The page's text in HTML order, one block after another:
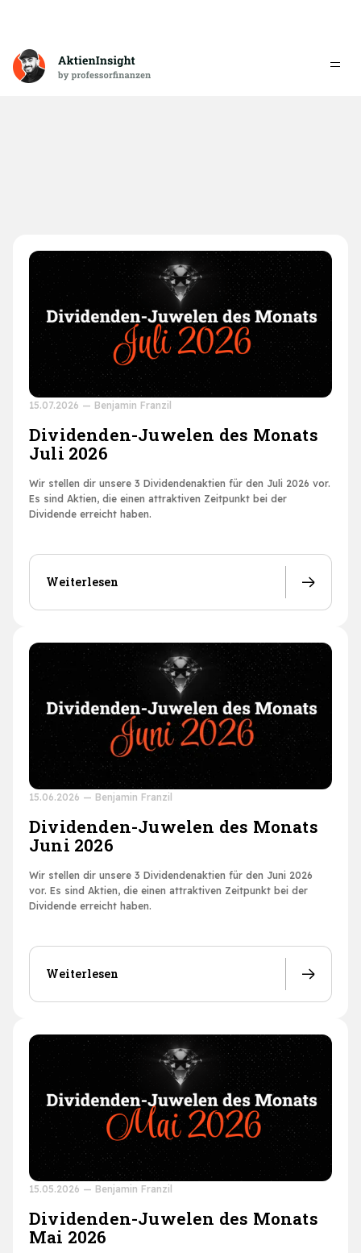
15.07.2026 — Benjamin Franzil
Dividenden-Juwelen des Monats
Juli 2026
Wir stellen dir unsere 3 Dividendenaktien für den Juli 2026 vor.
Es sind Aktien, die einen attraktiven Zeitpunkt bei der
Dividende erreicht haben.
Weiterlesen
15.06.2026 — Benjamin Franzil
Dividenden-Juwelen des Monats
Juni 2026
Wir stellen dir unsere 3 Dividendenaktien für den Juni 2026
vor. Es sind Aktien, die einen attraktiven Zeitpunkt bei der
Dividende erreicht haben.
Weiterlesen
15.05.2026 — Benjamin Franzil
Dividenden-Juwelen des Monats
Mai 2026